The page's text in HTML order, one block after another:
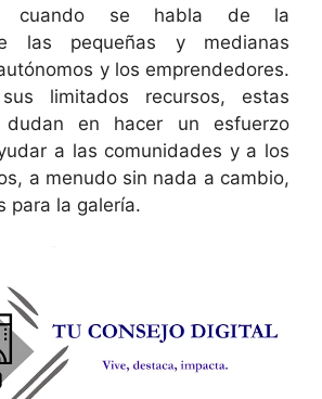
cuando se habla de la
las pequeñas y medianas
y los emprendedores.
limitados recursos, estas
en hacer un esfuerzo
a las comunidades y a los
a menudo sin nada a cambio,
para la galería.